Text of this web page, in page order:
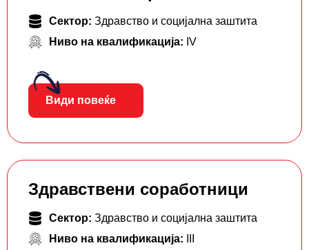
Сектор: Здравство и социјална заштита
Ниво на квалификација: IV
Види повеќе
Здравствени соработници
Сектор: Здравство и социјална заштита
Ниво на квалификација: